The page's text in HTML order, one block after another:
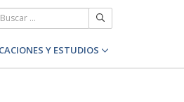
Y ESTUDIOS